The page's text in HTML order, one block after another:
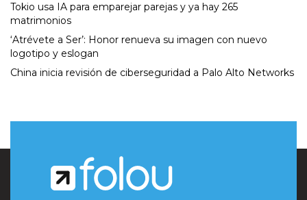
Tokio usa IA para emparejar parejas y ya hay 265
matrimonios
‘Atrévete a Ser’: Honor renueva su imagen con nuevo
logotipo y eslogan
China inicia revisión de ciberseguridad a Palo Alto Networks